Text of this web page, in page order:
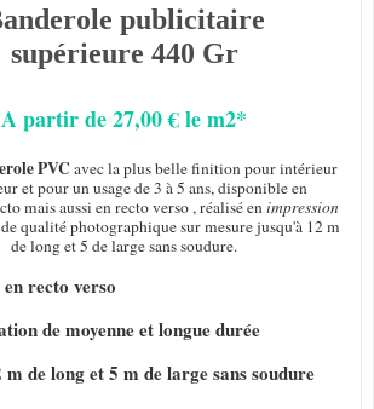
publicitaire
supérieure 440 Gr
A partir de 27,00 € le m2*
PVC avec la plus belle finition pour intérieur
et pour un usage de 3 à 5 ans, disponible en
mais aussi en recto verso , réalisé enimpression
qualité photographique sur mesure jusqu'à 12 m
de long et 5 de large sans soudure.
recto verso
de moyenne et longue durée
de long et 5 m de large sans soudure